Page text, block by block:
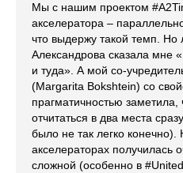
Мы с нашим проектом
акселератора –
что выдержу такой темп.
Александрова сказала мне
и туда». А мой со-
(Margarita Bokshtein) со
прагматичностью
отчитаться в два места
было не так легко
акселераторах получилась
сложной (особенно в